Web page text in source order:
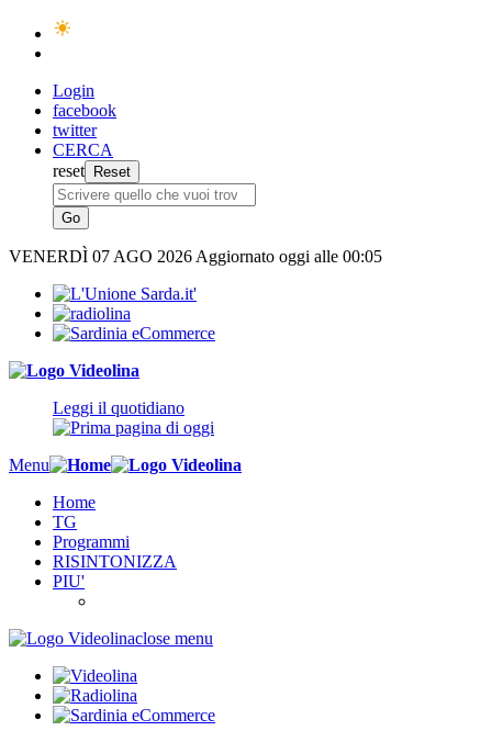
Login
facebook
twitter
CERCA
reset
VENERDÌ 07 AGO 2026 Aggiornato oggi alle 00:05
Leggi il quotidiano
Menu
Home
TG
Programmi
RISINTONIZZA
PIU'
close menu